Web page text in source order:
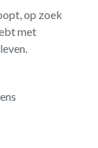
op zoek
met